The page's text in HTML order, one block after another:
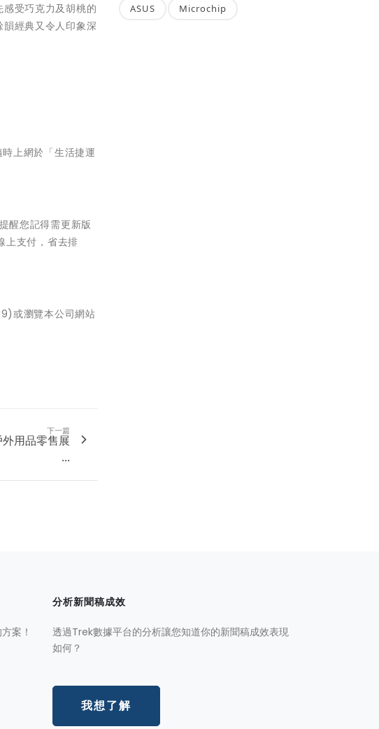
受巧克力及胡桃的
經典又令人印象深
上網於「生活捷運
醒您記得需更新版
上支付，省去排
或瀏覽本公司網站
下一篇
用品零售展
...
ASUS Microchip
案！
分析新聞稿成效
透過Trek數據平台的分析讓您知道你的新聞稿成效表現
如何？
我想了解